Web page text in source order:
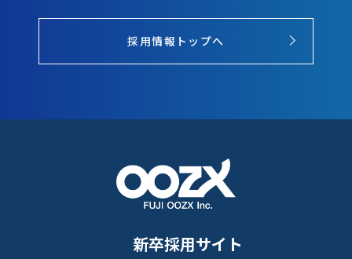
採用情報トップへ
新卒採用サイト